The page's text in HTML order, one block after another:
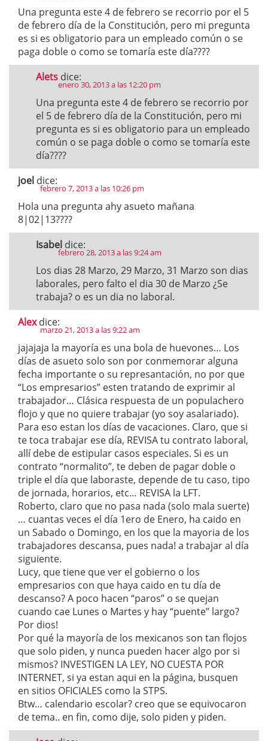
Una pregunta este 4 de febrero se recorrio por el 5
de febrero día de la Constitución, pero mi pregunta
es si es obligatorio para un empleado común o se
paga doble o como se tomaría este día????
Alets dice:
enero 30, 2013 a las 12:20 pm
Una pregunta este 4 de febrero se recorrio por
el 5 de febrero día de la Constitución, pero mi
pregunta es si es obligatorio para un empleado
común o se paga doble o como se tomaría este
día????
joel dice:
febrero 7, 2013 a las 10:26 pm
Hola una pregunta ahy asueto mañana
8|02|13????
Isabel dice:
febrero 28, 2013 a las 9:24 am
Los dias 28 Marzo, 29 Marzo, 31 Marzo son dias
laborales, pero falto el dia 30 de Marzo ¿Se
trabaja? o es un dia no laboral.
Alex dice:
marzo 21, 2013 a las 9:22 am
jajajaja la mayoría es una bola de huevones… Los
días de asueto solo son por conmemorar alguna
fecha importante o su represantación, no por que
“Los empresarios” esten tratando de exprimir al
trabajador… Clásica respuesta de un populachero
flojo y que no quiere trabajar (yo soy asalariado).
Para eso estan los días de vacaciones. Claro, que si
te toca trabajar ese día, REVISA tu contrato laboral,
allí debe de estipular casos especiales. Si es un
contrato “normalito”, te deben de pagar doble o
triple el día que laboraste, depende de tu caso, tipo
de jornada, horarios, etc… REVISA la LFT.
Roberto, claro que no pasa nada (solo mala suerte)
… cuantas veces el día 1ero de Enero, ha caido en
un Sabado o Domingo, en los que la mayoria de los
trabajadores descansa, pues nada! a trabajar al día
siguiente.
Lucy, que tiene que ver el gobierno o los
empresarios con que haya caido en tu día de
descanso? A poco hacen “paros” o se quejan
cuando cae Lunes o Martes y hay “puente” largo?
Por dios!
Por qué la mayoría de los mexicanos son tan flojos
que solo piden, y nunca pueden hacer algo por si
mismos? INVESTIGEN LA LEY, NO CUESTA POR
INTERNET, si ya estan aqui en la página, busquen
en sitios OFICIALES como la STPS.
Btw… calendario escolar? creo que se equivocaron
de tema.. en fin, como dije, solo piden y piden.